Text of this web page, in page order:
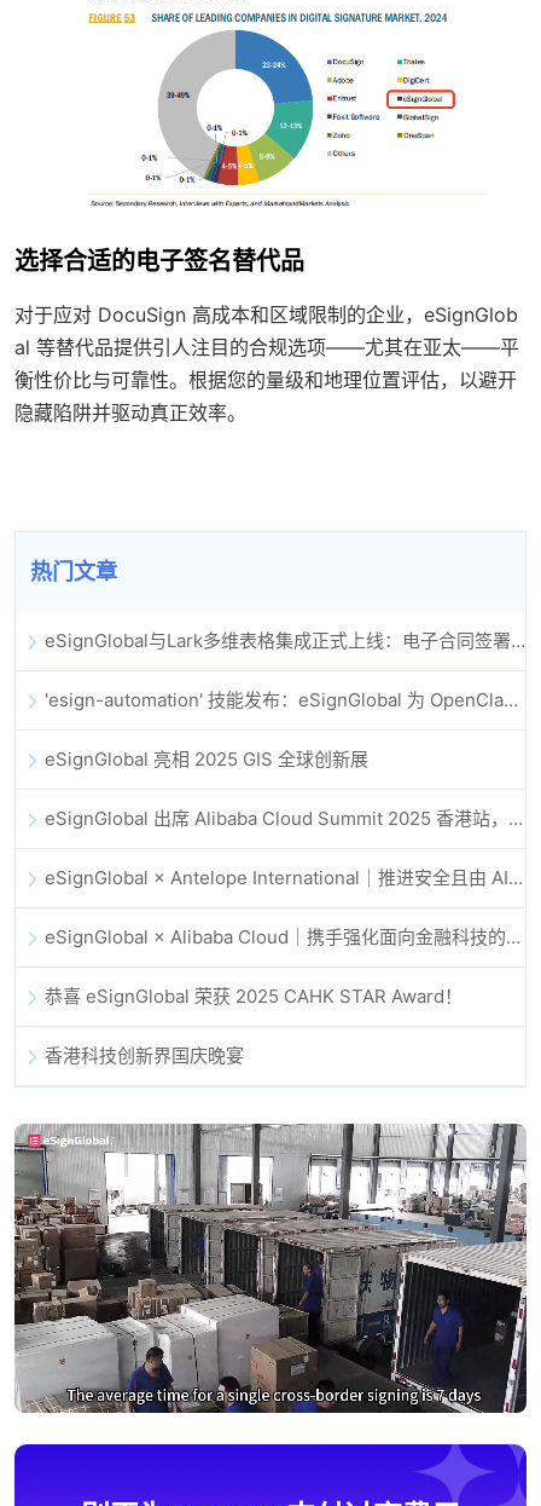
选择合适的电子签名替代品
对于应对 DocuSign 高成本和区域限制的企业，eSignGlob
al 等替代品提供引人注目的合规选项——尤其在亚太——平
衡性价比与可靠性。根据您的量级和地理位置评估，以避开
隐藏陷阱并驱动真正效率。
热门文章
eSignGlobal与Lark多维表格集成正式上线：电子合同签署归档全程自动化
'esign-automation' 技能发布：eSignGlobal 为 OpenClaw 提供自动化电子签名能力
eSignGlobal 亮相 2025 GIS 全球创新展
eSignGlobal 出席 Alibaba Cloud Summit 2025 香港站，共同探讨 AI 驱动的云创新与数字信任未来
eSignGlobal × Antelope International｜推进安全且由 AI 驱动的数字化工作流
eSignGlobal × Alibaba Cloud｜携手强化面向金融科技的全球数字信任
恭喜 eSignGlobal 荣获 2025 CAHK STAR Award！
香港科技创新界国庆晚宴